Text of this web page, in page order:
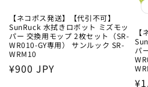
【ネコポス発送】【代引不可】
SunRuck 水拭きロボット ミズモッ
パー 交換用モップ 2枚セット（SR-
WR010-GY専用） サンルック SR-
WRM10
通
¥900 JPY
パ
通